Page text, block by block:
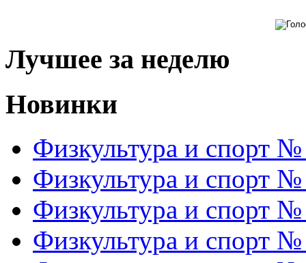
Лучшее за неделю
Новинки
Физкультура и спорт
Физкультура и спорт
Физкультура и спорт
Физкультура и спорт